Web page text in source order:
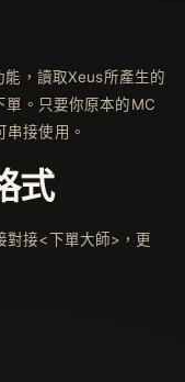
能，讀取Xeus所產生的
單。只要你原本的MC
接使用。
式
對接<下單大師>，更